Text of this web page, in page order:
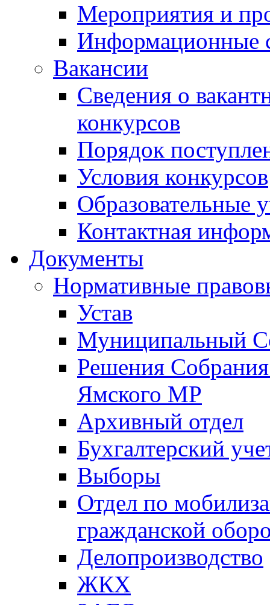
Мероприятия и
Информационные
Вакансии
Сведения о
конкурсов
Порядок
Условия конкурсов
Образовательные
Контактная
Документы
Нормативные
Устав
Муниципальный
Решения
Ямского МР
Архивный отдел
Бухгалтерский
Выборы
Отдел по
гражданской
Делопроизводство
ЖКХ